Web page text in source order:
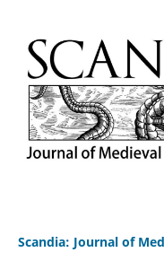
Scandia: Journal of